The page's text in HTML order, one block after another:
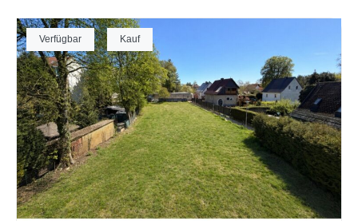
Verfügbar Kauf